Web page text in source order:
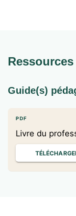
technologique)
• Dissertations
Réservé aux
Ressources
Guide(s)
PDF
Livre du